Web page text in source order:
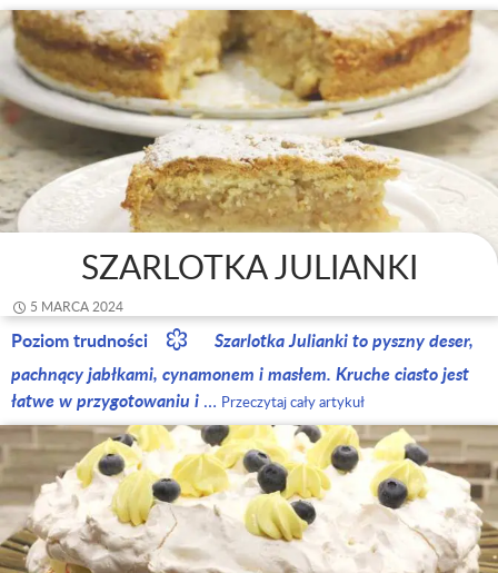
SZARLOTKA JULIANKI
5 MARCA 2024
Poziom trudności
Szarlotka Julianki to pyszny deser,
pachnący jabłkami, cynamonem i masłem. Kruche ciasto jest
łatwe w przygotowaniu i … Przeczytaj cały artykuł